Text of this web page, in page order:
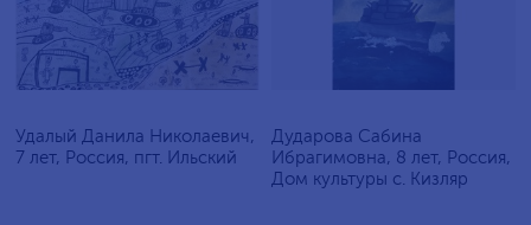
Удалый Данила Николаевич,
7 лет, Россия, пгт. Ильский
Дударова Сабина
Ибрагимовна, 8 лет, Россия,
Дом культуры с. Кизляр